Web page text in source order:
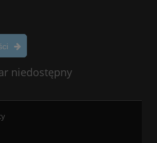
niedostępny